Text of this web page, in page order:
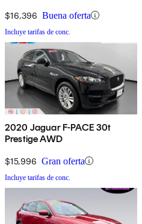
$16,396 Buena oferta
Incluye tarifas de conc.
2020 Jaguar F-PACE 30t
Prestige AWD
$15,996 Gran oferta
Incluye tarifas de conc.